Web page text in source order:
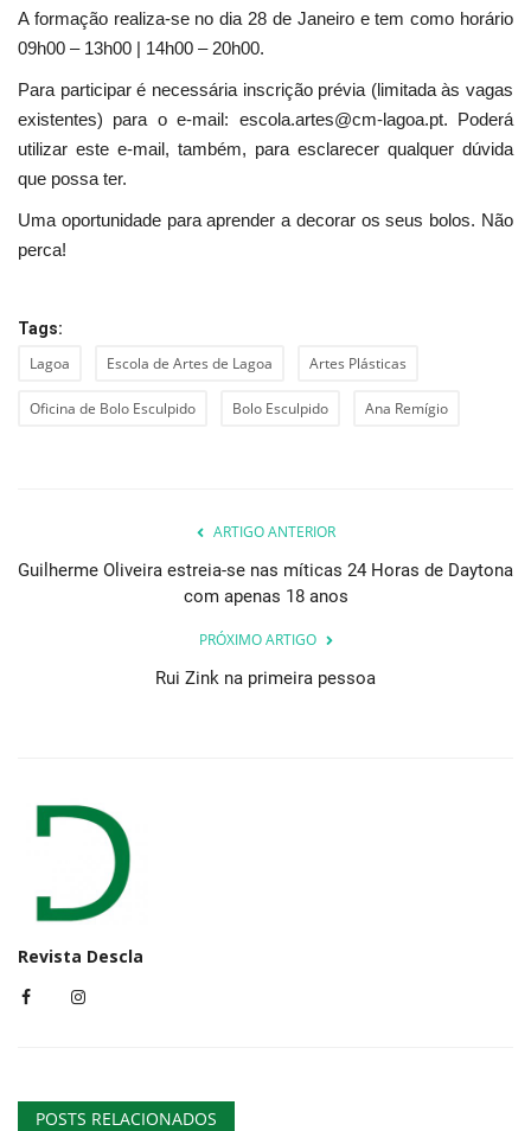
A formação realiza-se no dia 28 de Janeiro e tem como horário
09h00 – 13h00 | 14h00 – 20h00.
Para participar é necessária inscrição prévia (limitada às vagas
existentes) para o e-mail: escola.artes@cm-lagoa.pt. Poderá
utilizar este e-mail, também, para esclarecer qualquer dúvida
que possa ter.
Uma oportunidade para aprender a decorar os seus bolos. Não
perca!
Tags:
Lagoa Escola de Artes de Lagoa Artes Plásticas
Oficina de Bolo Esculpido Bolo Esculpido Ana Remígio
ARTIGO ANTERIOR
Guilherme Oliveira estreia-se nas míticas 24 Horas de Daytona
com apenas 18 anos
PRÓXIMO ARTIGO
Rui Zink na primeira pessoa
Revista Descla
POSTS RELACIONADOS